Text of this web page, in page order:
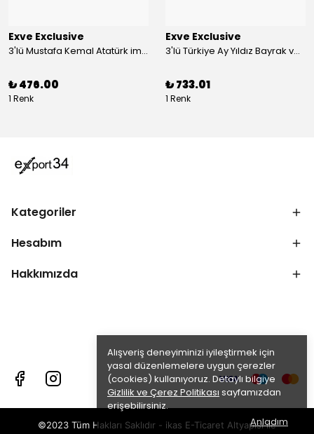
Alışveriş deneyiminizi iyileştirmek için
yasal düzenlemelere uygun çerezler
(cookies) kullanıyoruz. Detaylı bilgiye
Gizlilik ve Çerez Politikası sayfamızdan
erişebilirsiniz.
Anladım
Exve Exclusive
3'lü Mustafa Kemal Atatürk imzalı ve Türkiye Ay Yıldız Bayraklı Kadın Fular Seti
₺ 476.00
1 Renk
Exve Exclusive
3'lü Türkiye Ay Yıldız Bayrak ve Mustafa Kemal Atatürk imzalı Kırmızı Siyah Yaka Mendili Seti
₺ 733.01
1 Renk
Kategoriler
Hesabım
Hakkımızda
©2023 Tüm Hakları Saklıdır - ikas E-Ticaret Altyapısı ile